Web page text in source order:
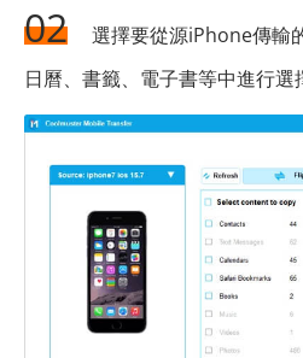
02
選擇要從源iPhone傳輸
日曆、書籤、電子書等中進行選